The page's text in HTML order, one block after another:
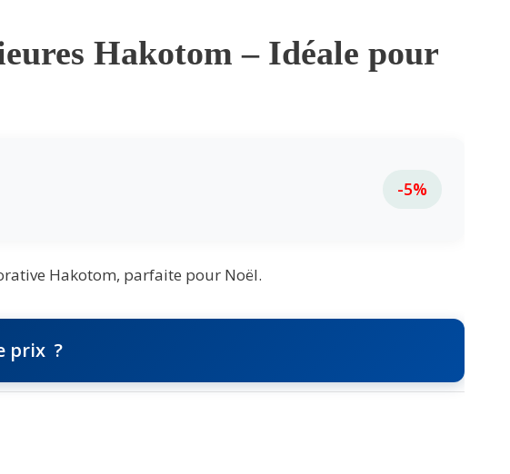
Hakotom – Idéale pour
-5%
Hakotom, parfaite pour Noël.
prix